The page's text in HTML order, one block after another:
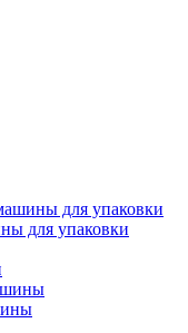
для упаковки
для упаковки